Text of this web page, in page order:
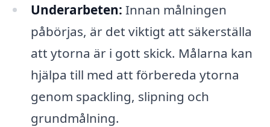
Underarbeten: Innan målningen
påbörjas, är det viktigt att säkerställa
att ytorna är i gott skick. Målarna kan
hjälpa till med att förbereda ytorna
genom spackling, slipning och
grundmålning.